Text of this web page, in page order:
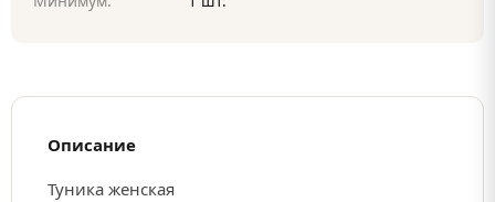
Описание
Туника женская